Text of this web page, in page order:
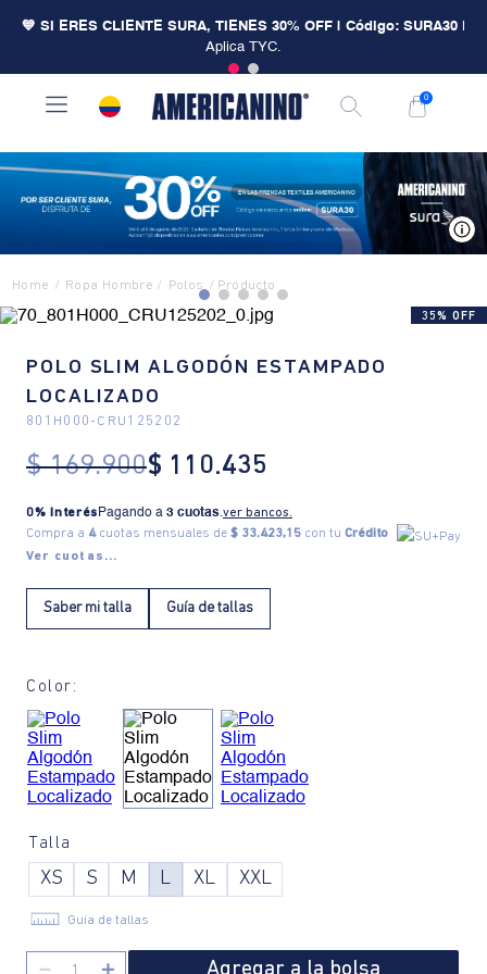
💙 SI ERES CLIENTE SURA, TIENES 30% OFF | Código: SURA30
Aplica TYC.
0
Ropa Hombre Polos
35% OFF
POLO SLIM ALGODÓN ESTAMPADO
LOCALIZADO
801H000- CRU125202
$ 169.900$ 110.435
0% Interés Pagando a 3 cuotas.ver bancos.
Compra a 4cuotas mensuales de $ 33.423,15 con tu Crédito
Ver cuotas...
Saber mi talla Guía de tallas
Color:
Talla
XS S M L XL XXL
Guía de tallas
Agregar a la bolsa